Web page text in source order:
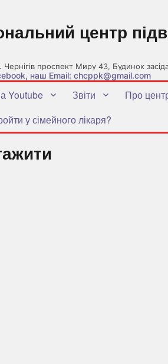
проспект Миру 43, Будинок
, наш Email: chcppk@gmail.com
центр
Youtube Звіти Про
у сімейного лікаря?